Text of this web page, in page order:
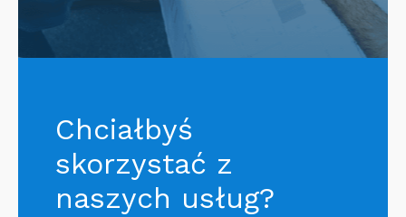
Chciałbyś
skorzystać z
naszych usług?